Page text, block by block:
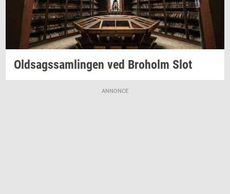
Oldsags­sam­lin­gen ved Bro­holm Slot
ANNONCE